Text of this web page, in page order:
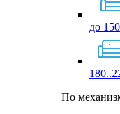
до
По